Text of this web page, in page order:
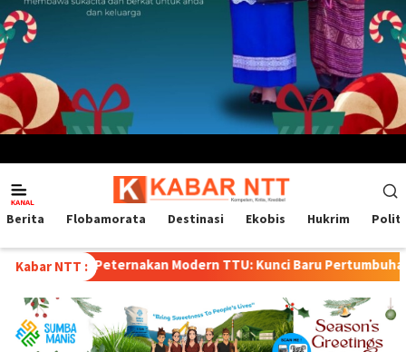
Mobile
Berita Flobamorata Destinasi Ekobis Hukrim
Kabar NTT :Modern TTU: Kunci Baru Pertumbuhan Ekonomi dan